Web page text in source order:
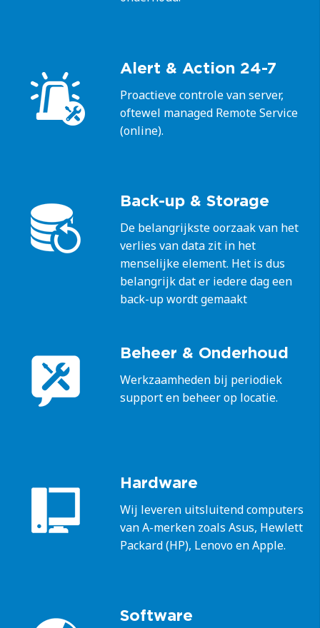
Alert & Action 24-7
Proactieve controle van server,
oftewel managed Remote Service
(online).
Back-up & Storage
De belangrijkste oorzaak van het
verlies van data zit in het
menselijke element. Het is dus
belangrijk dat er iedere dag een
back-up wordt gemaakt
Beheer & Onderhoud
Werkzaamheden bij periodiek
support en beheer op locatie.
Hardware
Wij leveren uitsluitend computers
van A-merken zoals Asus, Hewlett
Packard (HP), Lenovo en Apple.
Software